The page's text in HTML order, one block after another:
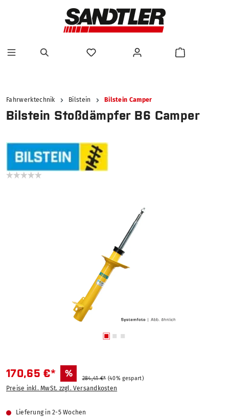
Fahrwerktechnik Bilstein Bilstein Camper
Bilstein Stoßdämpfer B6 Camper
170,65 €* % 284,41 €* (40% gespart)
Preise inkl. MwSt. zzgl. Versandkosten
Lieferung in 2-5 Wochen